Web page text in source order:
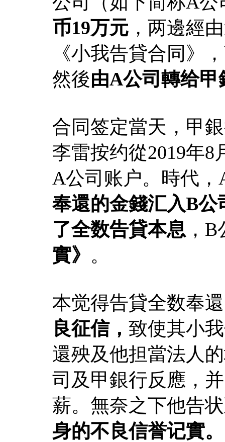
币19万元 ，两邊經
《小我告貸合同》
然後由A公司轉给甲
合同签定當天，甲
李雷按约從2019年
A公司账户。時代
奉還的金錢汇入B公
了全数告貸本息 ，
實》 。
本觉得告貸全数奉
良征信， 致使其小
還殃及他担當法人
司及甲銀行反應，
薪。無奈之下他告
身的不良信誉记實。